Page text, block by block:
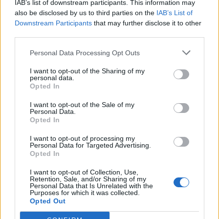
IAB’s list of downstream participants. This information may
also be disclosed by us to third parties on the IAB’s List of
Downstream Participants that may further disclose it to other
Personal Data Processing Opt Outs
I want to opt-out of the Sharing of my
personal data.
Opted In
I want to opt-out of the Sale of my
Personal Data.
Opted In
I want to opt-out of processing my
Personal Data for Targeted Advertising.
Opted In
I want to opt-out of Collection, Use,
Retention, Sale, and/or Sharing of my
Personal Data that Is Unrelated with the
Purposes for which it was collected.
Opted Out
είναι εκείνα με τη μεγαλύτερη περιεκτικότητα σε ζάχαρη
και λιπαρά. Αυτά είναι τα τρόφιμα που πρέπει να
περιοριστούν», συμβουλεύει η Peeke.
Ωστόσο σπεύδει να επισημάνει ότι η υπερβολική
οδηγήσει σε μη υγιείς διατροφικές συμπεριφορές.
Βρείτε μια δραστηριότητα που σας ευχαριστεί
Δεν είναι απαραίτητο να τρέξει κανείς μαραθώνιο για να
ένταση.
το παιχνίδι με παιδιά και κατοικίδια μπορούν να
συμβάλουν σημαντικά στην ενεργειακή δαπάνη.
Η Peeke προτείνει επίσης την ενσωμάτωση διαλειμματικής
άσκησης (interval training), καθώς μελέτες δείχνουν ότι